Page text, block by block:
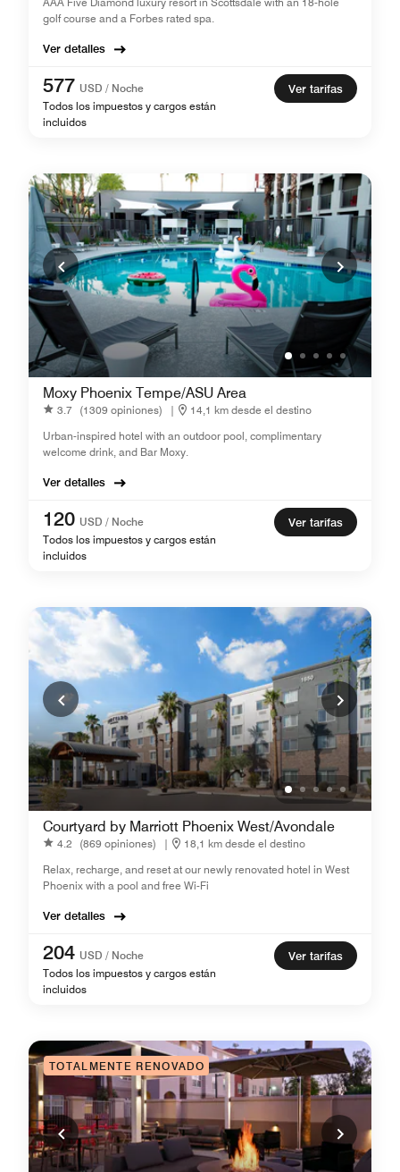
golf course and a Forbes rated spa.
Ver detalles
577 USD / Noche
Todos los impuestos y cargos están
incluidos
Ver tarifas
Moxy Phoenix Tempe/ASU Area
3.7 (1309 opiniones) |
14,1 km desde el destino
Urban-inspired hotel with an outdoor pool, complimentary
welcome drink, and Bar Moxy.
Ver detalles
120 USD / Noche
Todos los impuestos y cargos están
incluidos
Ver tarifas
Courtyard by Marriott Phoenix West/Avondale
4.2 (869 opiniones) |
18,1 km desde el destino
Relax, recharge, and reset at our newly renovated hotel in West
Phoenix with a pool and free Wi-Fi
Ver detalles
204 USD / Noche
Todos los impuestos y cargos están
incluidos
Ver tarifas
TOTALMENTE RENOVADO